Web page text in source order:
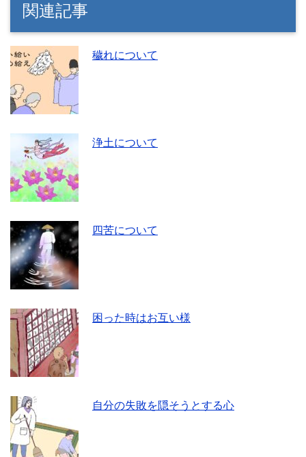
関連記事
穢れについて
浄土について
四苦について
困った時はお互い様
自分の失敗を隠そうとする心